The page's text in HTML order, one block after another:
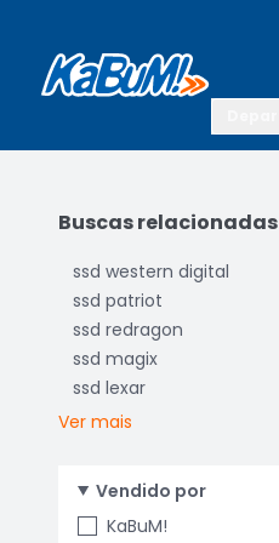
Buscas relacionadas
ssd western digital
ssd patriot
ssd redragon
ssd magix
ssd lexar
Ver mais
Vendido por
KaBuM!